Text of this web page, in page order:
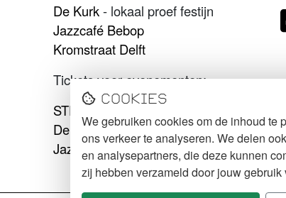
De Kurk- lokaal proef festijn
Jazzcafé Bebop
Kromstraat Delft
Tickets voor evenementen:
STECK tickets
De Kurk tickets
Jazzcafé Bebop tickets
Cookies
We gebruiken cookies om de inhoud te
ons verkeer te analyseren. We delen
en analysepartners, die deze kunnen
zij hebben verzameld door jouw gebruik